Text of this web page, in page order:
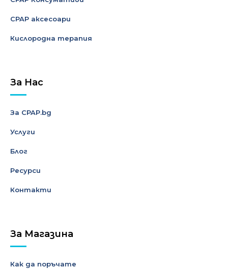
CPAP аксесоари
Кислородна терапия
За Нас
За CPAP.bg
Услуги
Блог
Ресурси
Контакти
За Магазина
Как да поръчате